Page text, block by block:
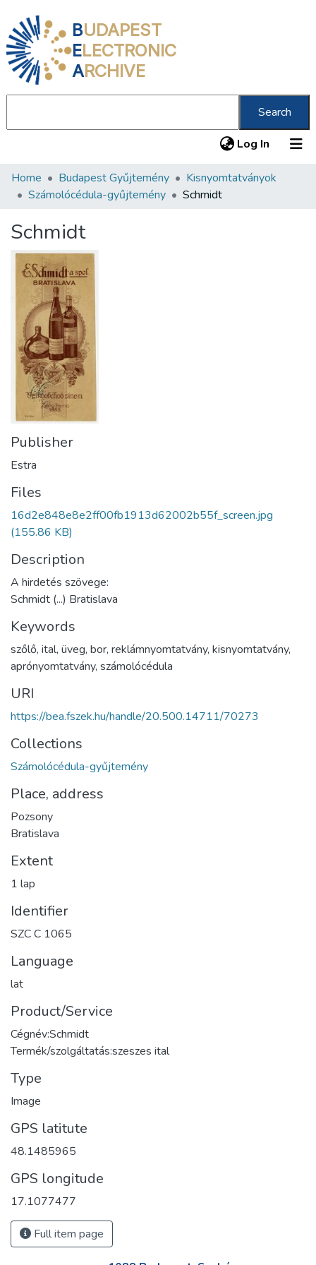
BUDAPEST
ELECTRONIC
ARCHIVE
Search
Log In (current)
Communities & Collections
Statistics
About us
Home Budapest Gyűjtemény
Kisnyomtatványok
Számolócédula-gyűjtemény
Schmidt
Schmidt
Publisher
Estra
Files
16d2e848e8e2ff00fb1913d62002b55f_screen.jpg
(155.86 KB)
Description
A hirdetés szövege:
Schmidt (...) Bratislava
Keywords
szőlő, ital, üveg, bor, reklámnyomtatvány, kisnyomtatvány,
aprónyomtatvány, számolócédula
URI
https://bea.fszek.hu/handle/20.500.14711/70273
Collections
Számolócédula-gyűjtemény
Place, address
Pozsony
Bratislava
Extent
1 lap
Identifier
SZC C 1065
Language
lat
Product/Service
Cégnév:Schmidt
Termék/szolgáltatás:szeszes ital
Type
Image
GPS latitute
48.1485965
GPS longitude
17.1077477
Full item page